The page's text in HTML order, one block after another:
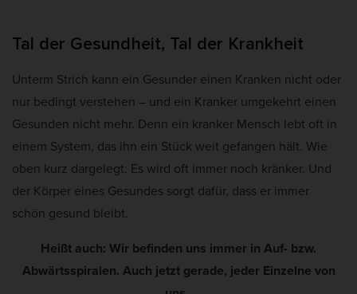
Tal der Gesundheit, Tal der Krankheit
Unterm Strich kann ein Gesunder einen Kranken nicht oder
nur bedingt verstehen – und ein Kranker umgekehrt einen
Gesunden nicht mehr. Denn ein kranker Mensch lebt oft in
einem System, das ihn ein Stück weit gefangen hält. Wie
oben kurz dargelegt: Es wird oft immer noch kränker. Und
der Körper eines Gesundes sorgt dafür, dass er immer
schön gesund bleibt.
Heißt auch: Wir befinden uns immer in Auf- bzw.
Abwärtsspiralen. Auch jetzt gerade, jeder Einzelne von